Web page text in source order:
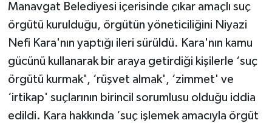
Manavgat Belediyesi içerisinde çıkar amaçlı suç
örgütü kurulduğu, örgütün yöneticiliğini Niyazi
Nefi Kara'nın yaptığı ileri sürüldü. Kara'nın kamu
gücünü kullanarak bir araya getirdiği kişilerle ‘suç
örgütü kurmak', ‘rüşvet almak', ‘zimmet' ve
‘irtikap' suçlarının birincil sorumlusu olduğu iddia
edildi. Kara hakkında ‘suç işlemek amacıyla örgüt